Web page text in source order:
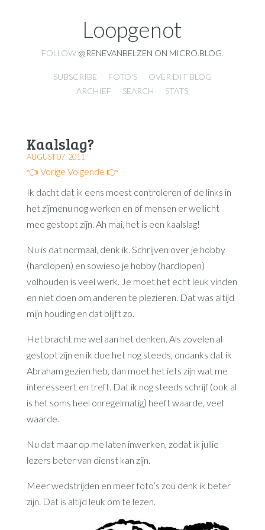
Loopgenot
FOLLOW @RENEVANBELZEN ON MICRO.BLOG
SUBSCRIBE FOTO'S
OVER DIT BLOG
ARCHIEF
SEARCH STATS
Kaalslag?
AUGUST 07, 2011
👈 Vorige Volgende 👉
Ik dacht dat ik eens moest controleren of de links in
het zijmenu nog werken en of mensen er wellicht
mee gestopt zijn. Ah mai, het is een kaalslag!
Nu is dat normaal, denk ik. Schrijven over je hobby
(hardlopen) en sowieso je hobby (hardlopen)
volhouden is veel werk. Je moet het echt leuk vinden
en niet doen om anderen te plezieren. Dat was altijd
mijn houding en dat blijft zo.
Het bracht me wel aan het denken. Als zovelen al
gestopt zijn en ik doe het nog steeds, ondanks dat ik
Abraham gezien heb, dan moet het iets zijn wat me
interesseert en treft. Dat ik nog steeds schrijf (ook al
is het soms heel onregelmatig) heeft waarde, veel
waarde.
Nu dat maar op me laten inwerken, zodat ik jullie
lezers beter van dienst kan zijn.
Meer wedstrijden en meer foto’s zou denk ik beter
zijn. Dat is altijd leuk om te lezen.